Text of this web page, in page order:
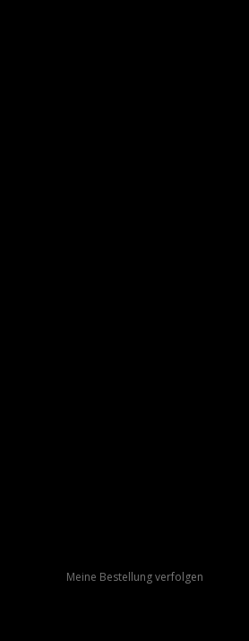
Meine Bestellung verfolgen